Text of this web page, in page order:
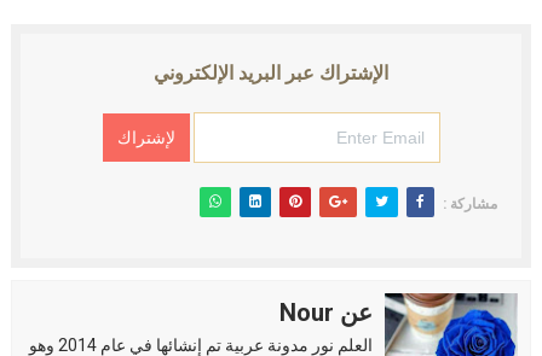
الإشتراك عبر البريد الإلكتروني
مشاركة :
عن Nour
العلم نور مدونة عربية تم إنشائها في عام 2014 وهو